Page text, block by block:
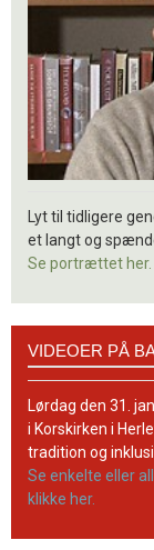
Lyt til tidligere
et langt og
Se portrættet her.
BaptistKirkens
YouTube-
kanal
VIDEOER PÅ
Lørdag den 31.
i Korskirken i
tradition og
Se enkelte eller
klikke her.